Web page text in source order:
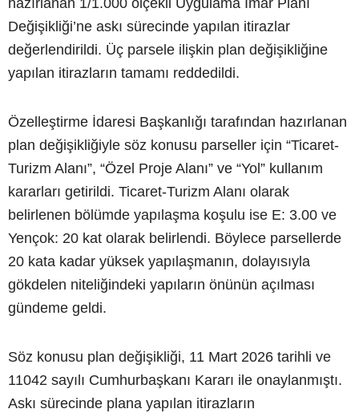
Değişikliği’ne askı sürecinde yapılan itirazlar
değerlendirildi. Üç parsele ilişkin plan değişikliğine
yapılan itirazların tamamı reddedildi.
Özelleştirme İdaresi Başkanlığı tarafından hazırlanan
plan değişikliğiyle söz konusu parseller için “Ticaret-
Turizm Alanı”, “Özel Proje Alanı” ve “Yol” kullanım
kararları getirildi. Ticaret-Turizm Alanı olarak
belirlenen bölümde yapılaşma koşulu ise E: 3.00 ve
Yençok: 20 kat olarak belirlendi. Böylece parsellerde
20 kata kadar yüksek yapılaşmanın, dolayısıyla
gökdelen niteliğindeki yapıların önünün açılması
gündeme geldi.
Söz konusu plan değişikliği, 11 Mart 2026 tarihli ve
11042 sayılı Cumhurbaşkanı Kararı ile onaylanmıştı.
Askı sürecinde plana yapılan itirazların